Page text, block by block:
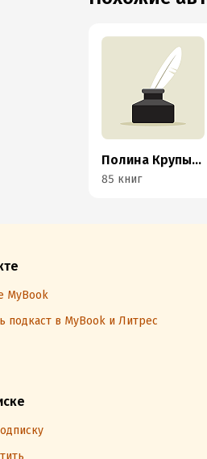
Полина Крупышева
85 книг
MyBook
подкаст в MyBook и Литрес